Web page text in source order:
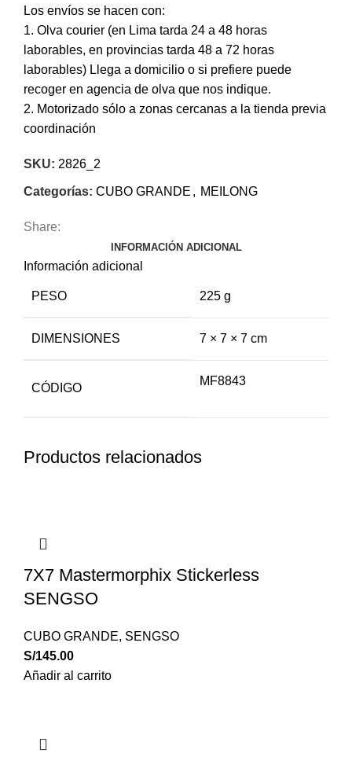
Los envíos se hacen con:
1. Olva courier (en Lima tarda 24 a 48 horas
laborables, en provincias tarda 48 a 72 horas
laborables) Llega a domicilio o si prefiere puede
recoger en agencia de olva que nos indique.
2. Motorizado sólo a zonas cercanas a la tienda previa
coordinación
SKU: 2826_2
Categorías: CUBO GRANDE , MEILONG
Share:
INFORMACIÓN ADICIONAL
Información adicional
PESO 225 g
DIMENSIONES 7 × 7 × 7 cm
CÓDIGO
MF8843
Productos relacionados
7X7 Mastermorphix Stickerless
SENGSO
CUBO GRANDE, SENGSO
S/145.00
Añadir al carrito